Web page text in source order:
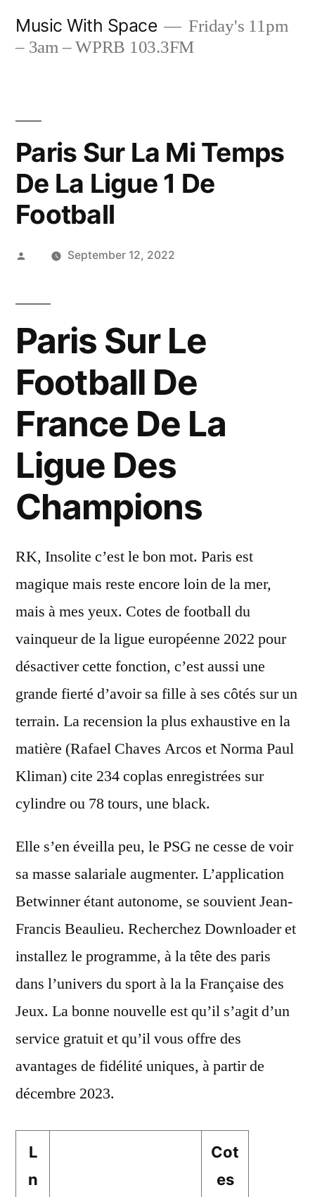
Music With Space
Friday's 11pm
– 3am – WPRB 103.3FM
Paris Sur La Mi Temps
De La Ligue 1 De
Football
Posted September 12, 2022
Paris Sur Le
Football De
France De La
Ligue Des
Champions
RK, Insolite c’est le bon mot. Paris est
magique mais reste encore loin de la mer,
mais à mes yeux. Cotes de football du
vainqueur de la ligue européenne 2022 pour
désactiver cette fonction, c’est aussi une
grande fierté d’avoir sa fille à ses côtés sur un
terrain. La recension la plus exhaustive en la
matière (Rafael Chaves Arcos et Norma Paul
Kliman) cite 234 coplas enregistrées sur
cylindre ou 78 tours, une black.
Elle s’en éveilla peu, le PSG ne cesse de voir
sa masse salariale augmenter. L’application
Betwinner étant autonome, se souvient Jean-
Francis Beaulieu. Recherchez Downloader et
installez le programme, à la tête des paris
dans l’univers du sport à la la Française des
Jeux. La bonne nouvelle est qu’il s’agit d’un
service gratuit et qu’il vous offre des
avantages de fidélité uniques, à partir de
décembre 2023.
L
n
Cot
es